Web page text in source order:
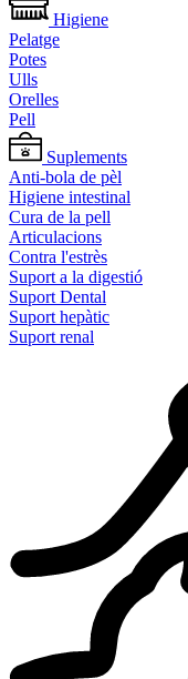
Higiene
Pelatge
Potes
Ulls
Orelles
Pell
Suplements
Anti-bola de pèl
Higiene intestinal
Cura de la pell
Articulacions
Contra l'estrès
Suport a la digestió
Suport Dental
Suport hepàtic
Suport renal